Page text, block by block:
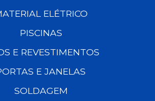
ELÉTRICO
PISCINAS
E REVESTIMENTOS
E JANELAS
SOLDAGEM